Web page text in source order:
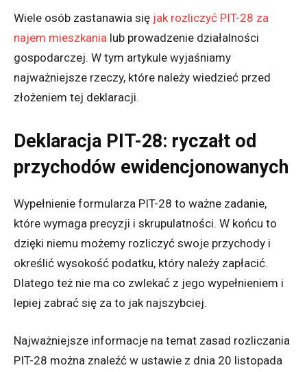
Wiele osób zastanawia się jak rozliczyć PIT-28 za
najem mieszkania lub prowadzenie działalności
gospodarczej. W tym artykule wyjaśniamy
najważniejsze rzeczy, które należy wiedzieć przed
złożeniem tej deklaracji.
Deklaracja PIT-28: ryczałt od
przychodów ewidencjonowanych
Wypełnienie formularza PIT-28 to ważne zadanie,
które wymaga precyzji i skrupulatności. W końcu to
dzięki niemu możemy rozliczyć swoje przychody i
określić wysokość podatku, który należy zapłacić.
Dlatego też nie ma co zwlekać z jego wypełnieniem i
lepiej zabrać się za to jak najszybciej.
Najważniejsze informacje na temat zasad rozliczania
PIT-28 można znaleźć w ustawie z dnia 20 listopada